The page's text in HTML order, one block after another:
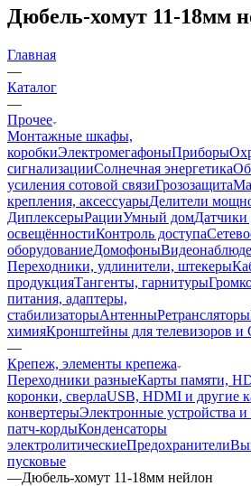
Дюбель-хомут 11-18мм
Главная
—
Каталог
—
Прочее
Монтажные шкафы,
коробкиЭлектромегафоныПриборы
сигнализацииСолнечная энергетика
усиления сотовой связиГрозозащита
крепления, аксессуарыДелители
ДиплексерыРацииУмный дом
освещённостиКонтроль доступа
оборудованиеДомофоны
Переходники, удлинители, штекеры
продукцияТангенты, гарнитуры
питания, адаптеры,
стабилизаторыАнтенныРетрансляторы
химияКронштейны для телевизоров
—
Крепеж, элементы крепежа
Переходники разныеКарты памяти,
коронки, сверлаUSB, HDMI и другие
конвертерыЭлектронные устройства
патч-кордыКонденсаторы
электролитическиеПредохранители
пусковые
—Дюбель-хомут 11-18мм нейлон